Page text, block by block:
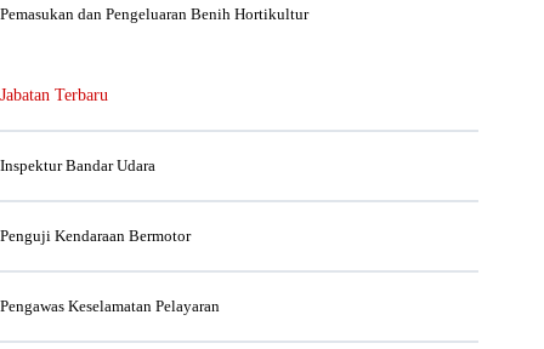
Pemasukan dan Pengeluaran Benih Hortikultur
Jabatan Terbaru
Inspektur Bandar Udara
Penguji Kendaraan Bermotor
Pengawas Keselamatan Pelayaran